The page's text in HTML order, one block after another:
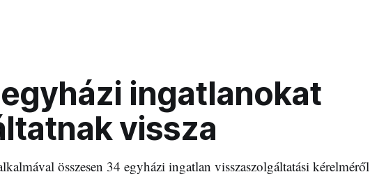
ingatlanokat
vissza
összesen 34 egyházi ingatlan visszaszolgáltatási kérelméről